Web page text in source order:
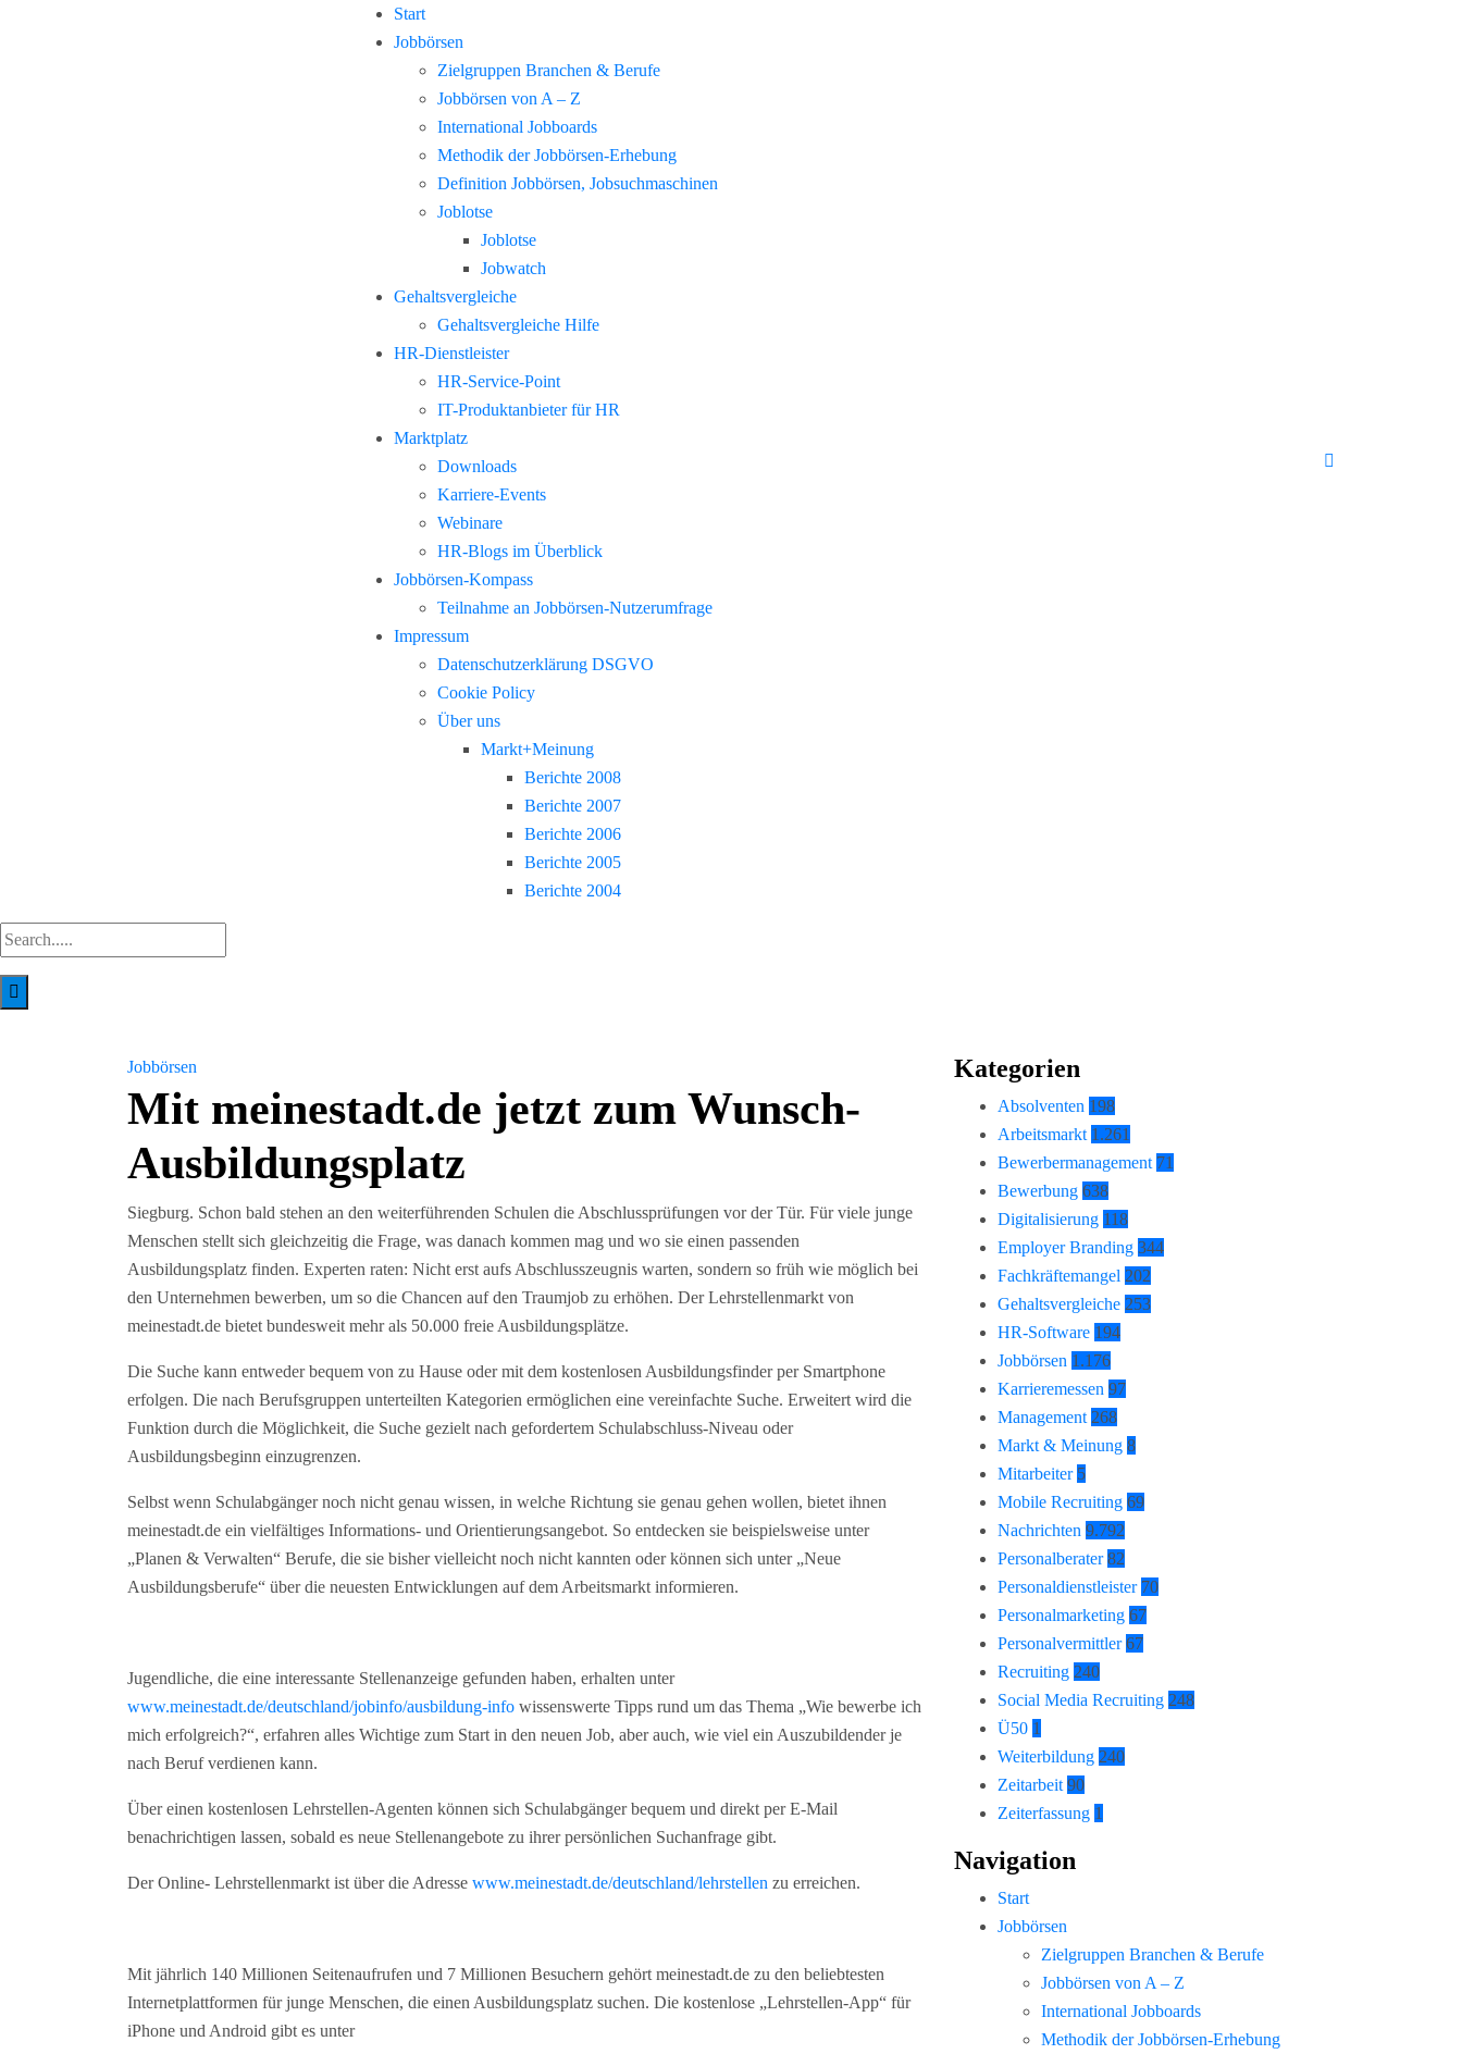
Start
Jobbörsen
Zielgruppen Branchen & Berufe
Jobbörsen von A – Z
International Jobboards
Methodik der Jobbörsen-Erhebung
Definition Jobbörsen, Jobsuchmaschinen
Joblotse
Joblotse
Jobwatch
Gehaltsvergleiche
Gehaltsvergleiche Hilfe
HR-Dienstleister
HR-Service-Point
IT-Produktanbieter für HR
Marktplatz
Downloads
Karriere-Events
Webinare
HR-Blogs im Überblick
Jobbörsen-Kompass
Teilnahme an Jobbörsen-Nutzerumfrage
Impressum
Datenschutzerklärung DSGVO
Cookie Policy
Über uns
Markt+Meinung
Berichte 2008
Berichte 2007
Berichte 2006
Berichte 2005
Berichte 2004
Jobbörsen
Mit meinestadt.de jetzt zum Wunsch-
Ausbildungsplatz
Siegburg. Schon bald stehen an den weiterführenden Schulen die Abschlussprüfungen vor der Tür. Für viele junge
Menschen stellt sich gleichzeitig die Frage, was danach kommen mag und wo sie einen passenden
Ausbildungsplatz finden. Experten raten: Nicht erst aufs Abschlusszeugnis warten, sondern so früh wie möglich bei
den Unternehmen bewerben, um so die Chancen auf den Traumjob zu erhöhen. Der Lehrstellenmarkt von
meinestadt.de bietet bundesweit mehr als 50.000 freie Ausbildungsplätze.
Die Suche kann entweder bequem von zu Hause oder mit dem kostenlosen Ausbildungsfinder per Smartphone
erfolgen. Die nach Berufsgruppen unterteilten Kategorien ermöglichen eine vereinfachte Suche. Erweitert wird die
Funktion durch die Möglichkeit, die Suche gezielt nach gefordertem Schulabschluss-Niveau oder
Ausbildungsbeginn einzugrenzen.
Selbst wenn Schulabgänger noch nicht genau wissen, in welche Richtung sie genau gehen wollen, bietet ihnen
meinestadt.de ein vielfältiges Informations- und Orientierungsangebot. So entdecken sie beispielsweise unter
„Planen & Verwalten“ Berufe, die sie bisher vielleicht noch nicht kannten oder können sich unter „Neue
Ausbildungsberufe“ über die neuesten Entwicklungen auf dem Arbeitsmarkt informieren.
Jugendliche, die eine interessante Stellenanzeige gefunden haben, erhalten unter
www.meinestadt.de/deutschland/jobinfo/ausbildung-info wissenswerte Tipps rund um das Thema „Wie bewerbe ich
mich erfolgreich?“, erfahren alles Wichtige zum Start in den neuen Job, aber auch, wie viel ein Auszubildender je
nach Beruf verdienen kann.
Über einen kostenlosen Lehrstellen-Agenten können sich Schulabgänger bequem und direkt per E-Mail
benachrichtigen lassen, sobald es neue Stellenangebote zu ihrer persönlichen Suchanfrage gibt.
Der Online- Lehrstellenmarkt ist über die Adresse www.meinestadt.de/deutschland/lehrstellen zu erreichen.
Mit jährlich 140 Millionen Seitenaufrufen und 7 Millionen Besuchern gehört meinestadt.de zu den beliebtesten
Internetplattformen für junge Menschen, die einen Ausbildungsplatz suchen. Die kostenlose „Lehrstellen-App“ für
iPhone und Android gibt es unter
Kategorien
Absolventen 198
Arbeitsmarkt 1.261
Bewerbermanagement 71
Bewerbung 638
Digitalisierung 118
Employer Branding 344
Fachkräftemangel 202
Gehaltsvergleiche 253
HR-Software 194
Jobbörsen 1.176
Karrieremessen 97
Management 268
Markt & Meinung 8
Mitarbeiter 5
Mobile Recruiting 69
Nachrichten 9.792
Personalberater 82
Personaldienstleister 70
Personalmarketing 67
Personalvermittler 67
Recruiting 240
Social Media Recruiting 248
Ü50 1
Weiterbildung 240
Zeitarbeit 90
Zeiterfassung 1
Navigation
Start
Jobbörsen
Zielgruppen Branchen & Berufe
Jobbörsen von A – Z
International Jobboards
Methodik der Jobbörsen-Erhebung